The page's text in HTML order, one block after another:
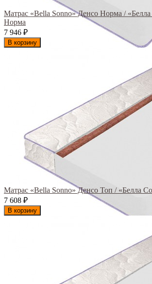
Матрас «Bella Sonno» Денсо Норма /
Норма
7 946 ₽
В корзину
Матрас «Bella Sonno» Денсо Топ / «Белла
7 608 ₽
В корзину